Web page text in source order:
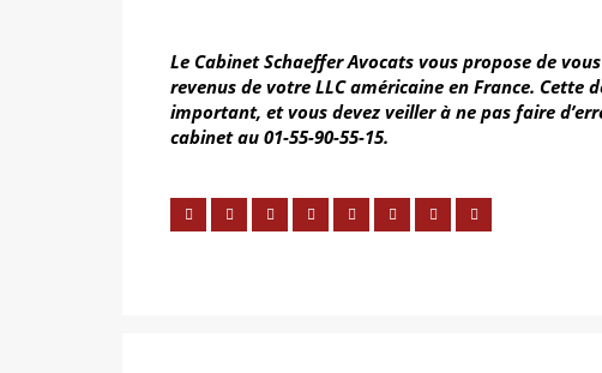
Le Cabinet Schaeffer Avocats vous propose de
revenus de votre LLC américaine en France.
important, et vous devez veiller à ne pas faire
cabinet au 01-55-90-55-15.